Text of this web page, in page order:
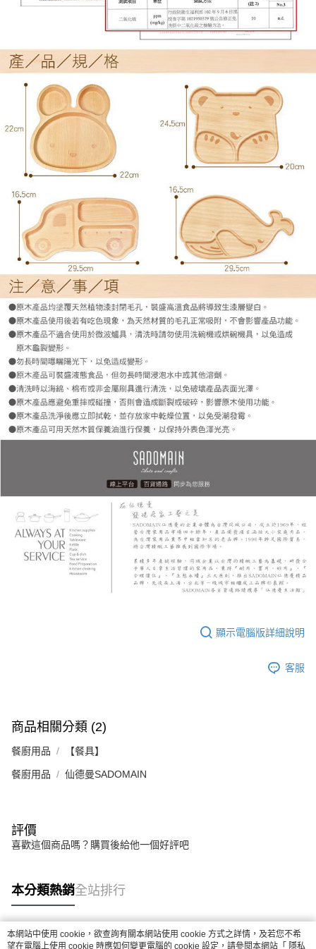
顯示電腦版詳細說明
客服
商品相關分類 (2)
餐廚用品 【餐具】
餐廚用品 仙德曼SADOMAIN
評價
喜歡這個商品嗎？購買後給他一個好評吧
本分類熱銷全站排行
熱門標籤
本網站中使用 cookie，欲查詢有關本網站使用 cookie 方式之詳情，及若您不希
望在電腦上使用 cookie 時應如何變更電腦的 cookie 設定，請參閱本網站「 隱私